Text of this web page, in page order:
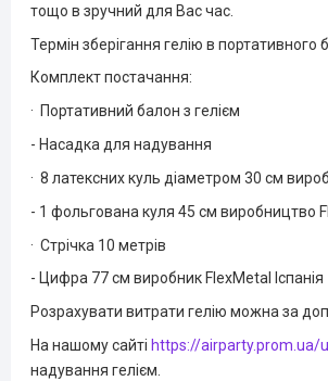
тощо в зручний для Вас час.
Термін зберігання гелію в
Комплект постачання:
· Портативний балон з гелієм
- Насадка для надування
· 8 латексних куль діаметром 30 см
- 1 фольгована куля 45 см виробництво
· Стрічка 10 метрів
- Цифра 77 см виробник FlexMetal Іспанія
Розрахувати витрати гелію можна за
На нашому сайті https://airparty.prom.ua/
надування гелієм.